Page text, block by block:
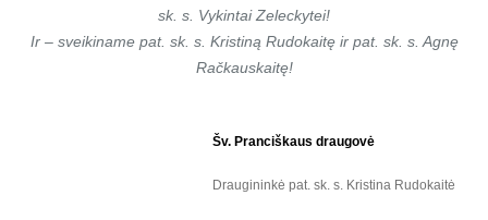
sk. s. Vykintai Zeleckytei!
Ir – sveikiname pat. sk. s. Kristiną Rudokaitę ir pat. sk. s. Agnę
Račkauskaitę!
Šv. Pranciškaus draugovė
Draugininkė pat. sk. s. Kristina Rudokaitė